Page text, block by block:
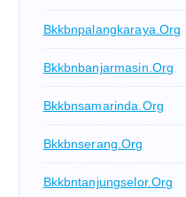
Bkkbnpalangkaraya.org
Bkkbnbanjarmasin.org
Bkkbnsamarinda.org
Bkkbnserang.org
Bkkbntanjungselor.org